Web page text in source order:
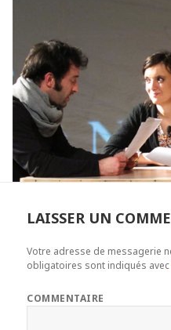
LAISSER UN
Votre adresse de messagerie
obligatoires sont indiqués
COMMENTAIRE